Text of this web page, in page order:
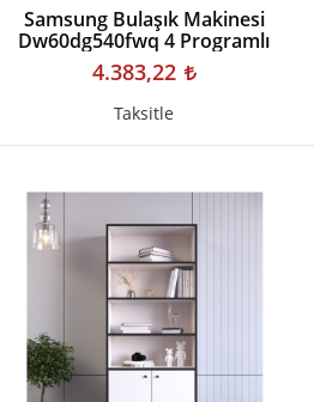
Samsung Bulaşık Makinesi
Dw60dg540fwq 4 Programlı
4.383,22
Taksitle